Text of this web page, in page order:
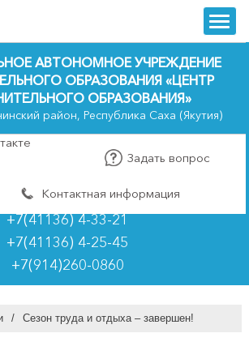
trk
АВТОНОМНОЕ УЧРЕЖДЕНИЕ
ОБРАЗОВАНИЯ «ЦЕНТР
ОБРАЗОВАНИЯ»
район, Республика Саха (Якутия)
Задать вопрос
Контактная информация
+7(41136) 4-33-21
+7(41136) 4-25-45
+7(914)260-0860
/ Сезон труда и отдыха – завершен!